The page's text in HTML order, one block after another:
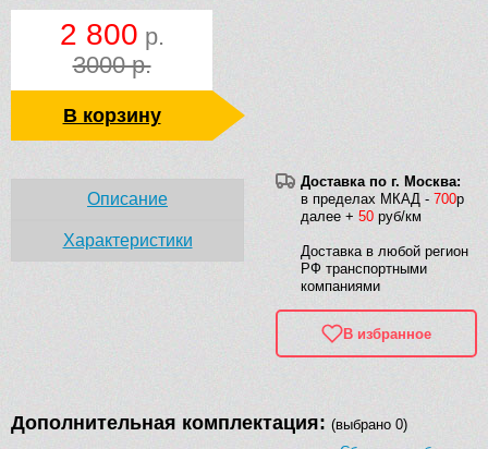
2 800 р.
3000 р.
В корзину
Доставка по г. Москва:
в пределах МКАД - 700р
далее + 50 руб/км
Доставка в любой регион
РФ транспортными
компаниями
В избранное
Описание
Характеристики
Дополнительная комплектация: (выбрано 0)